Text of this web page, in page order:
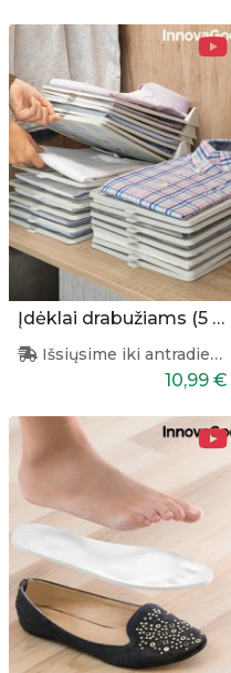
Įdėklai drabužiams (5 Vnt.)
Išsiųsime iki antradienio
10,99 €